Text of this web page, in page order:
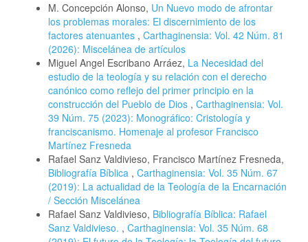
M. Concepción Alonso, Un Nuevo modo de afrontar
los problemas morales: El discernimiento de los
factores atenuantes , Carthaginensia: Vol. 42 Núm. 81
(2026): Miscelánea de artículos
Miguel Angel Escribano Arráez, La Necesidad del
estudio de la teología y su relación con el derecho
canónico como reflejo del primer principio en la
construcción del Pueblo de Dios , Carthaginensia: Vol.
39 Núm. 75 (2023): Monográfico: Cristología y
franciscanismo. Homenaje al profesor Francisco
Martínez Fresneda
Rafael Sanz Valdivieso, Francisco Martínez Fresneda,
Bibliografía Bíblica , Carthaginensia: Vol. 35 Núm. 67
(2019): La actualidad de la Teología de la Encarnación
/ Sección Miscelánea
Rafael Sanz Valdivieso, Bibliografía Bíblica: Rafael
Sanz Valdivieso. , Carthaginensia: Vol. 35 Núm. 68